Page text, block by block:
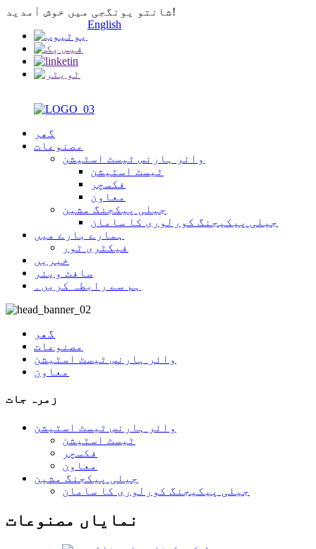
شانتو یونگجی میں خوش آمدید!
English
گھر
مصنوعات
وائر ہارنس ٹیسٹ اسٹیشن
ٹیسٹ اسٹیشن
فکسچر
معاون
جیلی پیکجنگ مشین
جیلی پیکیجنگ کورلوری کا سامان
ہمارے بارے میں
فیکٹری ٹور
خبریں
سافٹ ویئر
ہم سے رابطہ کریں۔
گھر
مصنوعات
وائر ہارنس ٹیسٹ اسٹیشن
معاون
زمرہ جات
وائر ہارنس ٹیسٹ اسٹیشن
ٹیسٹ اسٹیشن
فکسچر
معاون
جیلی پیکجنگ مشین
جیلی پیکیجنگ کورلوری کا سامان
نمایاں مصنوعات